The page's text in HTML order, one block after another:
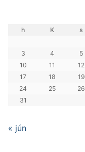
h K s
3
4 5
10
11 12
17
18 19
24
25 26
31
« jún